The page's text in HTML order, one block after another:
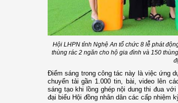
Hội LHPN tỉnh Nghệ An tổ chức 8 lễ phát
thùng rác 2 ngăn cho hộ gia đình và 150
Điểm sáng trong công tác này là việc ứng
chuyển tải gần 1.000 tin, bài, video lên
sáng tạo khi lồng ghép nội dung thi đua
đại biểu Hội đồng nhân dân các cấp nhiệm